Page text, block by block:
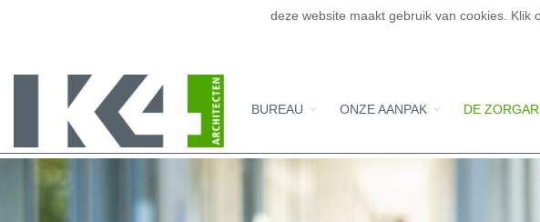
deze website maakt gebruik van cookies. Klik
BUREAU ONZE AANPAK DE